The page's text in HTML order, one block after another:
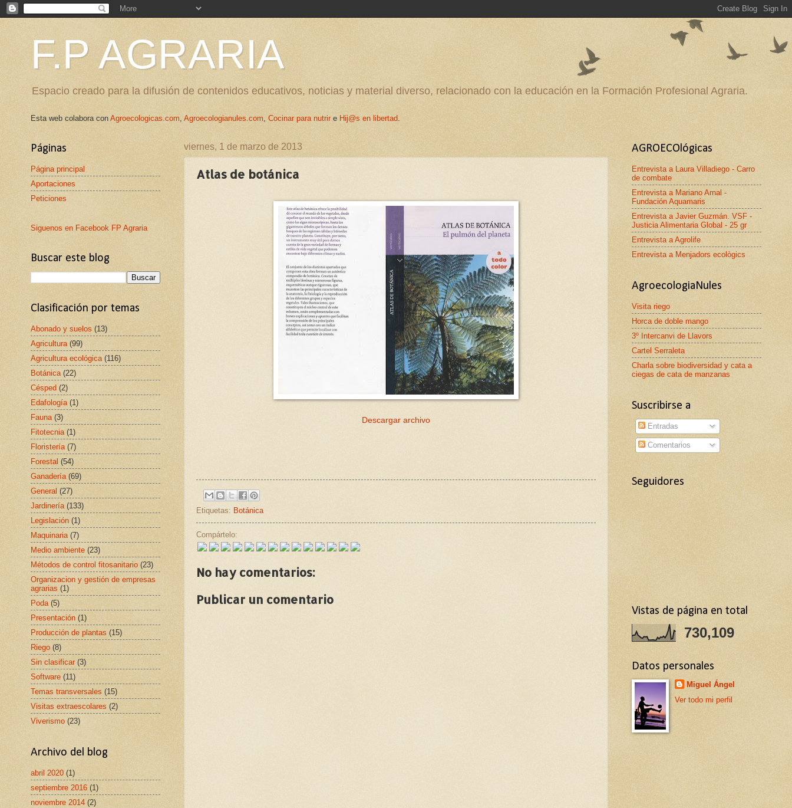
F.P AGRARIA
Espacio creado para la difusión de contenidos educativos, noticias y material diverso, relacionado con la educación en la Formación Profesional Agraria.
Esta web colabora con Agroecologicas.com, Agroecologianules.com, Cocinar para nutrir e Hij@s en libertad.
viernes, 1 de marzo de 2013
Atlas de botánica
Descargar archivo
Etiquetas: Botánica
Compártelo:
No hay comentarios:
Publicar un comentario
Páginas
Página principal
Aportaciones
Peticiones
Siguenos en Facebook FP Agraria
Buscar este blog
Clasificación por temas
Abonado y suelos (13)
Agricultura (99)
Agricultura ecológica (116)
Botánica (22)
Césped (2)
Edafología (1)
Fauna (3)
Fitotecnia (1)
Floristería (7)
Forestal (54)
Ganadería (69)
General (27)
Jardinería (133)
Legislación (1)
Maquinaria (7)
Medio ambiente (23)
Métodos de control fitosanitario (23)
Organizacion y gestión de empresas
agrarias (1)
Poda (5)
Presentación (1)
Producción de plantas (15)
Riego (8)
Sin clasificar (3)
Software (11)
Temas transversales (15)
Visitas extraescolares (2)
Viverismo (23)
Archivo del blog
abril 2020 (1)
septiembre 2016 (1)
noviembre 2014 (2)
AGROECOlógicas
Entrevista a Laura Villadiego - Carro
de combate
Entrevista a Mariano Arnal -
Fundación Aquamaris
Entrevista a Javier Guzmán. VSF -
Justicia Alimentaria Global - 25 gr
Entrevista a Agrolife
Entrevista a Menjadors ecològics
AgroecologiaNules
Visita riego
Horca de doble mango
3º Intercanvi de Llavors
Cartel Serraleta
Charla sobre biodiversidad y cata a
ciegas de cata de manzanas
Suscribirse a
Entradas
Comentarios
Seguidores
Vistas de página en total
730,109
Datos personales
Miguel Ángel
Ver todo mi perfil